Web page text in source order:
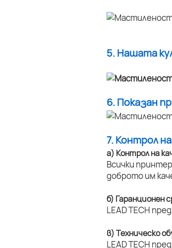
5. Нашата
6. Показан
7. Контрол
а) Контрол на
Всички
доброто им
б) Гаранционен
LEAD TECH
в) Техническо
LEAD TECH